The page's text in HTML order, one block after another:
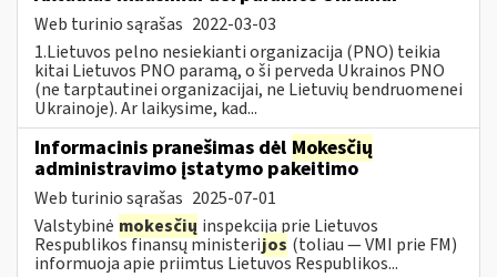
Web turinio sąrašas 2022-03-03
1.Lietuvos pelno nesiekianti organizacija (PNO) teikia
kitai Lietuvos PNO paramą, o ši perveda Ukrainos PNO
(ne tarptautinei organizacijai, ne Lietuvių bendruomenei
Ukrainoje). Ar laikysime, kad...
Informacinis pranešimas dėl Mokesčių
administravimo įstatymo pakeitimo
Web turinio sąrašas 2025-07-01
Valstybinė mokesčių inspekcija prie Lietuvos
Respublikos finansų ministerijos (toliau — VMI prie FM)
informuoja apie priimtus Lietuvos Respublikos...